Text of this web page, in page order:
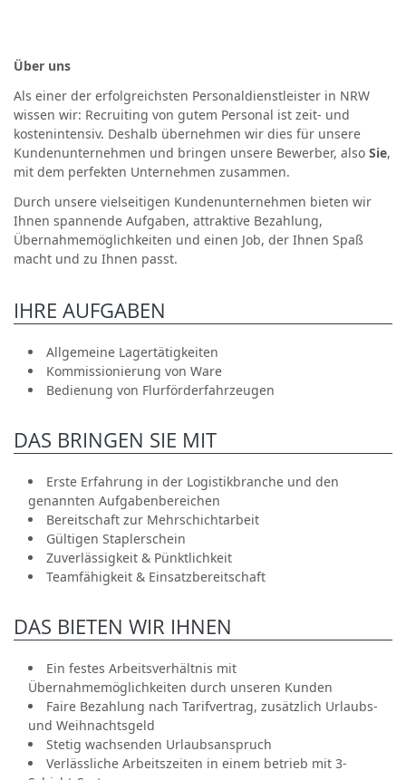
Über uns
Als einer der erfolgreichsten Personaldienstleister in NRW
wissen wir: Recruiting von gutem Personal ist zeit- und
kostenintensiv. Deshalb übernehmen wir dies für unsere
Kundenunternehmen und bringen unsere Bewerber, also Sie,
mit dem perfekten Unternehmen zusammen.
Durch unsere vielseitigen Kundenunternehmen bieten wir
Ihnen spannende Aufgaben, attraktive Bezahlung,
Übernahmemöglichkeiten und einen Job, der Ihnen Spaß
macht und zu Ihnen passt.
IHRE AUFGABEN
Allgemeine Lagertätigkeiten
Kommissionierung von Ware
Bedienung von Flurförderfahrzeugen
DAS BRINGEN SIE MIT
Erste Erfahrung in der Logistikbranche und den
genannten Aufgabenbereichen
Bereitschaft zur Mehrschichtarbeit
Gültigen Staplerschein
Zuverlässigkeit & Pünktlichkeit
Teamfähigkeit & Einsatzbereitschaft
DAS BIETEN WIR IHNEN
Ein festes Arbeitsverhältnis mit
Übernahmemöglichkeiten durch unseren Kunden
Faire Bezahlung nach Tarifvertrag, zusätzlich Urlaubs-
und Weihnachtsgeld
Stetig wachsenden Urlaubsanspruch
Verlässliche Arbeitszeiten in einem betrieb mit 3-